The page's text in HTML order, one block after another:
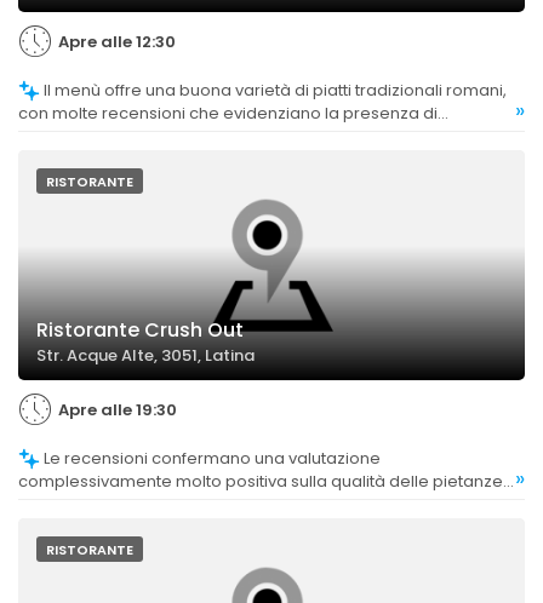
Apre alle 12:30
con molte recensioni che evidenziano la presenza di
»
RISTORANTE
Ristorante Crush Out
Str. Acque Alte, 3051, Latina
Apre alle 19:30
complessivamente molto positiva sulla qualità delle pietanze, »
RISTORANTE